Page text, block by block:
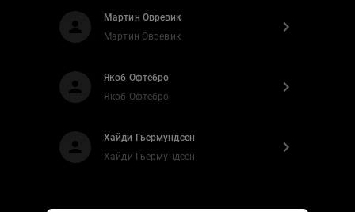
Мартин Овревик
Мартин Овревик
Якоб Офтебро
Якоб Офтебро
Хайди Гьермундсен
Хайди Гьермундсен